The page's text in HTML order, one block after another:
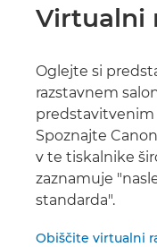
Virtualni
Oglejte si
razstavnem
predstavitvenim
Spoznajte
v te tiskalnike
zaznamuje
standarda".
Obiščite virtualni